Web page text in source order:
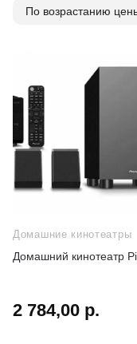
Домашние кинотеатры
Домашний кинотеатр
2 784,00 р.